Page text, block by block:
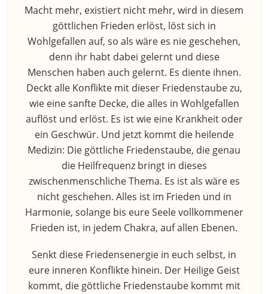
Macht mehr, existiert nicht mehr, wird in diesem
göttlichen Frieden erlöst, löst sich in
Wohlgefallen auf, so als wäre es nie geschehen,
denn ihr habt dabei gelernt und diese
Menschen haben auch gelernt. Es diente ihnen.
Deckt alle Konflikte mit dieser Friedenstaube zu,
wie eine sanfte Decke, die alles in Wohlgefallen
auflöst und erlöst. Es ist wie eine Krankheit oder
ein Geschwür. Und jetzt kommt die heilende
Medizin: Die göttliche Friedenstaube, die genau
die Heilfrequenz bringt in dieses
zwischenmenschliche Thema. Es ist als wäre es
nicht geschehen. Alles ist im Frieden und in
Harmonie, solange bis eure Seele vollkommener
Frieden ist, in jedem Chakra, auf allen Ebenen.
Senkt diese Friedensenergie in euch selbst, in
eure inneren Konflikte hinein. Der Heilige Geist
kommt, die göttliche Friedenstaube kommt mit